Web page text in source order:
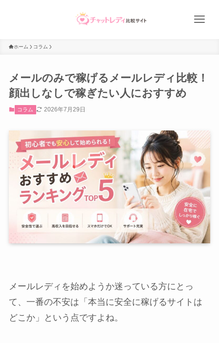
ホーム コラム
メールのみで稼げるメールレディ比較！
顔出しなしで稼ぎたい人におすすめ
コラム 2026年7月29日
メールレディを始めようか迷っている方にとっ
て、一番の不安は「本当に安全に稼げるサイトは
どこか」という点ですよね。